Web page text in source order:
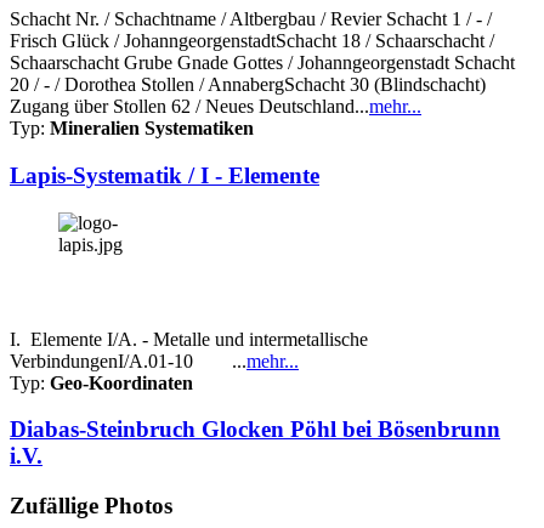
Schacht Nr. / Schachtname / Altbergbau / Revier Schacht 1 / - /
Frisch Glück / JohanngeorgenstadtSchacht 18 / Schaarschacht /
Schaarschacht Grube Gnade Gottes / Johanngeorgenstadt Schacht
20 / - / Dorothea Stollen / AnnabergSchacht 30 (Blindschacht)
Zugang über Stollen 62 / Neues Deutschland...mehr...
Typ: Mineralien Systematiken
Lapis-Systematik / I - Elemente
I. Elemente I/A. - Metalle und intermetallische
VerbindungenI/A.01-10 ...mehr...
Typ: Geo-Koordinaten
Diabas-Steinbruch Glocken Pöhl bei Bösenbrunn
i.V.
Zufällige Photos